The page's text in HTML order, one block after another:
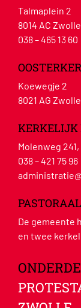
Talmaplein 2
8014 AC Zwolle
038 – 465 13 60
Koewegje 2
8021 AG Zwolle
KERKELIJK
Molenweg
038 – 421 75 96
De gemeente
en twee